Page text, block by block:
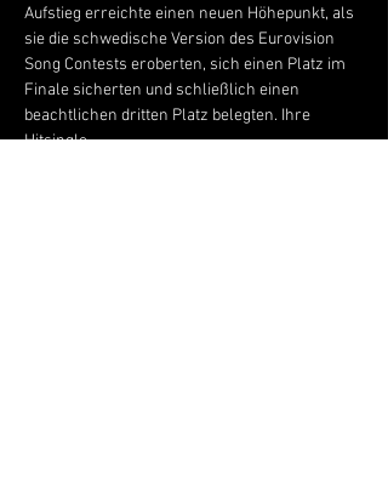
Aufstieg erreichte einen neuen Höhepunkt, als
sie die schwedische Version des Eurovision
Song Contests eroberten, sich einen Platz im
Finale sicherten und schließlich einen
beachtlichen dritten Platz belegten. Ihre
Hitsingle…